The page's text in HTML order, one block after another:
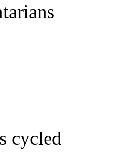
cycled